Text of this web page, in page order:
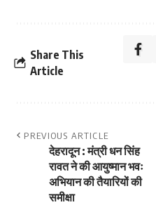
Share This
Article
PREVIOUS ARTICLE
देहरादून : मंत्री धन सिंह
रावत ने की आयुष्मान भवः
अभियान की तैयारियों की
समीक्षा